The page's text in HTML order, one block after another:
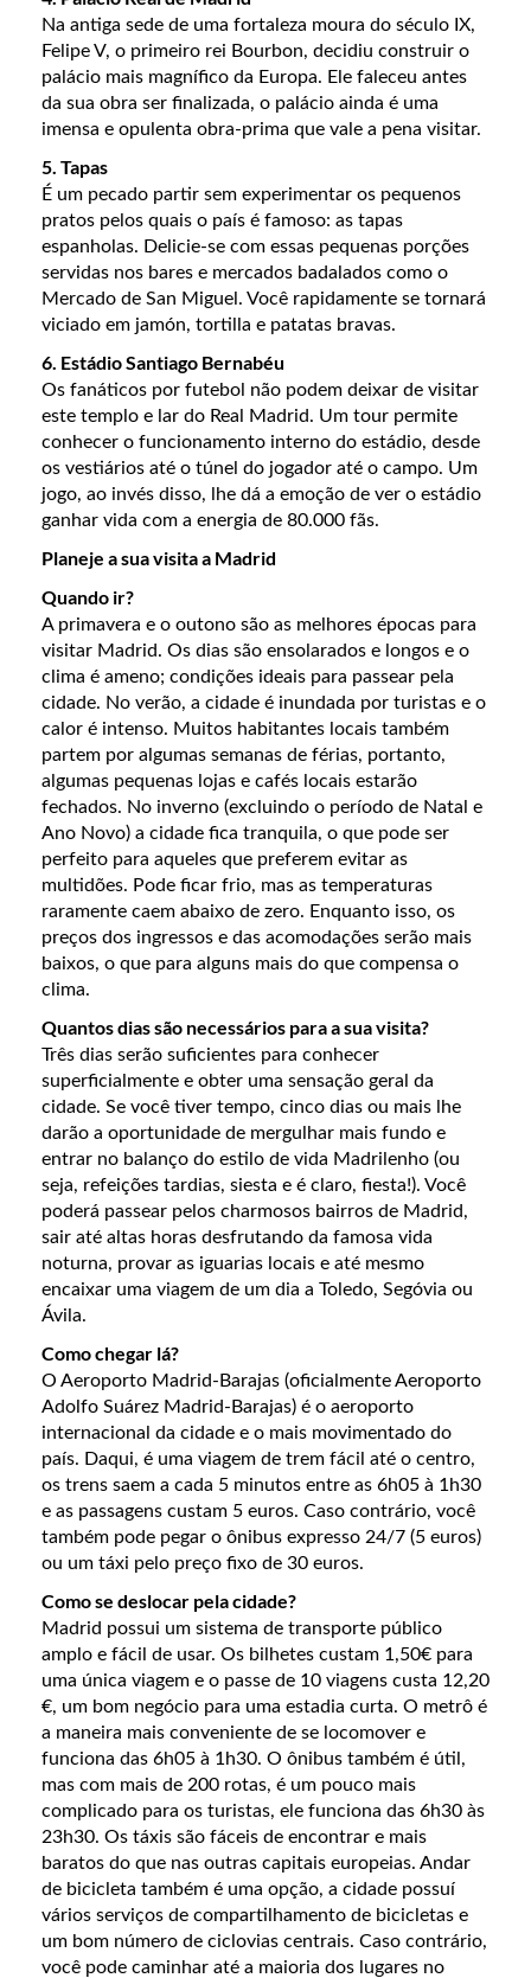
Na antiga sede de uma fortaleza moura do século IX,
Felipe V, o primeiro rei Bourbon, decidiu construir o
palácio mais magnífico da Europa. Ele faleceu antes
da sua obra ser finalizada, o palácio ainda é uma
imensa e opulenta obra-prima que vale a pena visitar.
5. Tapas
É um pecado partir sem experimentar os pequenos
pratos pelos quais o país é famoso: as tapas
espanholas. Delicie-se com essas pequenas porções
servidas nos bares e mercados badalados como o
Mercado de San Miguel. Você rapidamente se tornará
viciado em jamón, tortilla e patatas bravas.
6. Estádio Santiago Bernabéu
Os fanáticos por futebol não podem deixar de visitar
este templo e lar do Real Madrid. Um tour permite
conhecer o funcionamento interno do estádio, desde
os vestiários até o túnel do jogador até o campo. Um
jogo, ao invés disso, lhe dá a emoção de ver o estádio
ganhar vida com a energia de 80.000 fãs.
Planeje a sua visita a Madrid
Quando ir?
A primavera e o outono são as melhores épocas para
visitar Madrid. Os dias são ensolarados e longos e o
clima é ameno; condições ideais para passear pela
cidade. No verão, a cidade é inundada por turistas e o
calor é intenso. Muitos habitantes locais também
partem por algumas semanas de férias, portanto,
algumas pequenas lojas e cafés locais estarão
fechados. No inverno (excluindo o período de Natal e
Ano Novo) a cidade fica tranquila, o que pode ser
perfeito para aqueles que preferem evitar as
multidões. Pode ficar frio, mas as temperaturas
raramente caem abaixo de zero. Enquanto isso, os
preços dos ingressos e das acomodações serão mais
baixos, o que para alguns mais do que compensa o
clima.
Quantos dias são necessários para a sua visita?
Três dias serão suficientes para conhecer
superficialmente e obter uma sensação geral da
cidade. Se você tiver tempo, cinco dias ou mais lhe
darão a oportunidade de mergulhar mais fundo e
entrar no balanço do estilo de vida Madrilenho (ou
seja, refeições tardias, siesta e é claro, fiesta!). Você
poderá passear pelos charmosos bairros de Madrid,
sair até altas horas desfrutando da famosa vida
noturna, provar as iguarias locais e até mesmo
encaixar uma viagem de um dia a Toledo, Segóvia ou
Ávila.
Como chegar lá?
O Aeroporto Madrid-Barajas (oficialmente Aeroporto
Adolfo Suárez Madrid-Barajas) é o aeroporto
internacional da cidade e o mais movimentado do
país. Daqui, é uma viagem de trem fácil até o centro,
os trens saem a cada 5 minutos entre as 6h05 à 1h30
e as passagens custam 5 euros. Caso contrário, você
também pode pegar o ônibus expresso 24/7 (5 euros)
ou um táxi pelo preço fixo de 30 euros.
Como se deslocar pela cidade?
Madrid possui um sistema de transporte público
amplo e fácil de usar. Os bilhetes custam 1,50€ para
uma única viagem e o passe de 10 viagens custa 12,20
€, um bom negócio para uma estadia curta. O metrô é
a maneira mais conveniente de se locomover e
funciona das 6h05 à 1h30. O ônibus também é útil,
mas com mais de 200 rotas, é um pouco mais
complicado para os turistas, ele funciona das 6h30 às
23h30. Os táxis são fáceis de encontrar e mais
baratos do que nas outras capitais europeias. Andar
de bicicleta também é uma opção, a cidade possuí
vários serviços de compartilhamento de bicicletas e
um bom número de ciclovias centrais. Caso contrário,
você pode caminhar até a maioria dos lugares no